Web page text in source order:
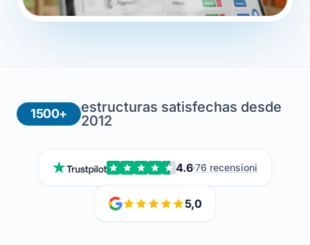
1500+
estructuras satisfechas desde
2012
4.6 76 recensioni
5,0